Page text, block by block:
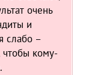
очень
и
слабо –
чтобы кому-